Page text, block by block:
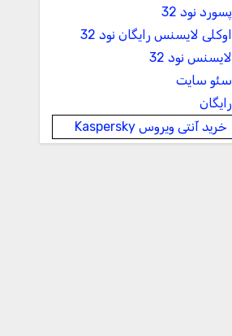
پسورد نود 32
اوکلی لایسنس رایگان نود 32
لایسنس نود 32
سئو سایت
رایگان
خرید آنتی ویروس Kaspersky